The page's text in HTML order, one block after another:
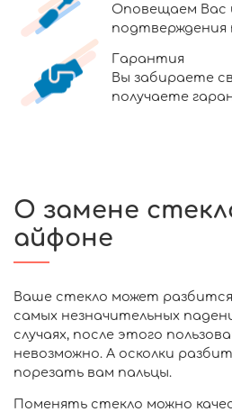
Оповещаем Вас
Гарантия
Вы забираете
получаете
О замене
айфоне
Ваше стекло может
самых незначительных
случаях, после этого
невозможно. А осколки
порезать вам пальцы.
Поменять стекло можно